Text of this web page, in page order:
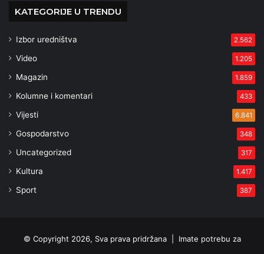
KATEGORIJE U TRENDU
Izbor uredništva 2.562
Video 1.205
Magazin 1.859
Kolumne i komentari 433
Vijesti 6.841
Gospodarstvo 348
Uncategorized 317
Kultura 1.417
Sport 387
© Copyright 2026, Sva prava pridržana | Imate potrebu za